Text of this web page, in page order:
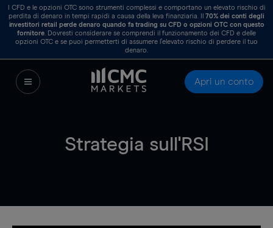
I CFD e le opzioni OTC sono strumenti complessi e comportano un elevato rischio di
perdita di denaro in tempi rapidi a causa della leva finanziaria. Il 70%dei conti degli
investitori retail perde denaro quando fa trading su CFD o opzioni OTC con questo
fornitore. Dovresti considerare se comprendi il funzionamento dei CFD e delle
opzioni OTC e se puoi permetterti di assumere l’elevato rischio di perdere il tuo
denaro.
Apri un conto
Strategia sull'RSI